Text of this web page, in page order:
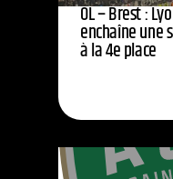
OL – Brest :
enchaîne une
à la 4e place